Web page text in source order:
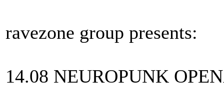
ravezone group presents:
14.08 NEUROPUNK